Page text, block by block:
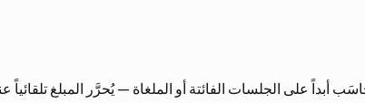
على الجلسات الفائتة أو الملغاة — يُحرَّر المبلغ تلقائياً